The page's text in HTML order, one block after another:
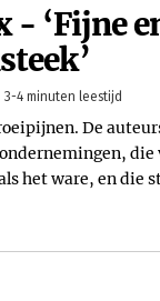
- ‘Fijne
3-4 minuten leestijd
De
die
het ware, en die